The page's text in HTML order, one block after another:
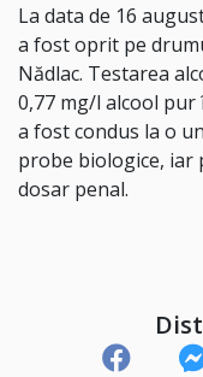
La data de 16
a fost oprit pe
Nădlac. Testarea
0,77 mg/l alcool
a fost condus la o
probe biologice, iar
dosar penal.